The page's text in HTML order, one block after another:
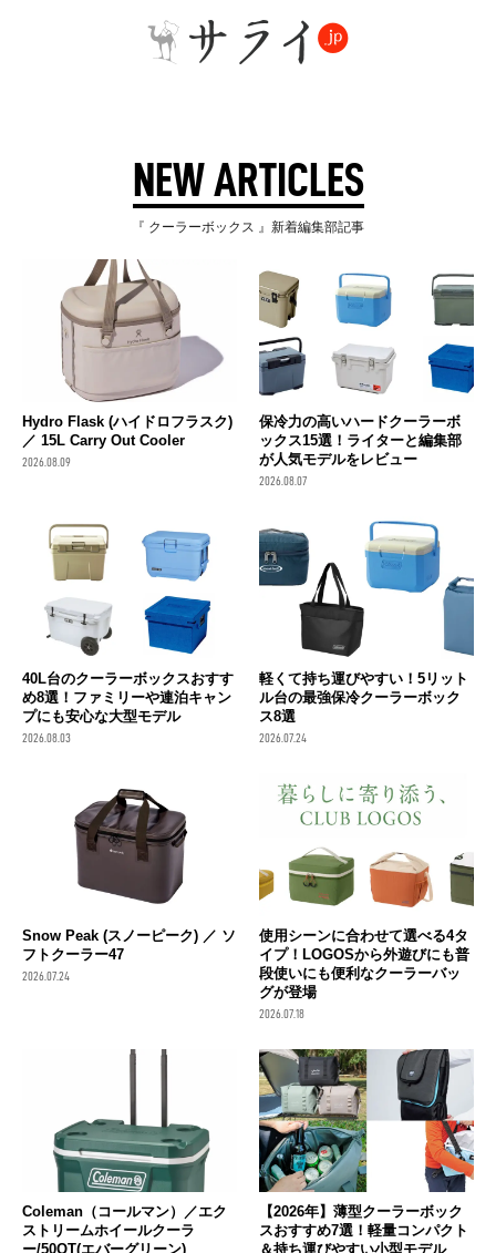
NEW ARTICLES
『 クーラーボックス 』新着編集部記事
Hydro Flask (ハイドロフラスク)
／ 15L Carry Out Cooler
2026.08.09
保冷力の高いハードクーラーボ
ックス15選！ライターと編集部
が人気モデルをレビュー
2026.08.07
40L台のクーラーボックスおすす
め8選！ファミリーや連泊キャン
プにも安心な大型モデル
2026.08.03
軽くて持ち運びやすい！5リット
ル台の最強保冷クーラーボック
ス8選
2026.07.24
Snow Peak (スノーピーク) ／ ソ
フトクーラー47
2026.07.24
使用シーンに合わせて選べる4タ
イプ！LOGOSから外遊びにも普
段使いにも便利なクーラーバッ
グが登場
2026.07.18
Coleman（コールマン）／エク
ストリームホイールクーラ
ー/50QT(エバーグリーン)
【2026年】薄型クーラーボック
スおすすめ7選！軽量コンパクト
＆持ち運びやすい小型モデル